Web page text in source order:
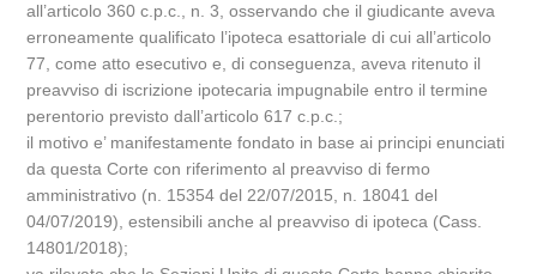
all’articolo 360 c.p.c., n. 3, osservando che il giudicante aveva
erroneamente qualificato l’ipoteca esattoriale di cui all’articolo
77, come atto esecutivo e, di conseguenza, aveva ritenuto il
preavviso di iscrizione ipotecaria impugnabile entro il termine
perentorio previsto dall’articolo 617 c.p.c.;
il motivo e’ manifestamente fondato in base ai principi enunciati
da questa Corte con riferimento al preavviso di fermo
amministrativo (n. 15354 del 22/07/2015, n. 18041 del
04/07/2019), estensibili anche al preavviso di ipoteca (Cass.
14801/2018);